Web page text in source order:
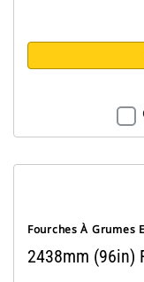
Fourches À Grumes
2438mm (96in)